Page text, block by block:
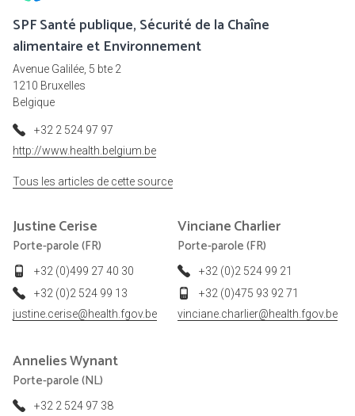
SPF Santé publique, Sécurité de la Chaîne
alimentaire et Environnement
Avenue Galilée, 5 bte 2
1210 Bruxelles
Belgique
+32 2 524 97 97
http://www.health.belgium.be
Tous les articles de cette source
JustineCerise
Porte-parole (FR)
+32 (0)499 27 40 30
+32 (0)2 524 99 13
justine.cerise@health.fgov.be
VincianeCharlier
Porte-parole (FR)
+32 (0)2 524 99 21
+32 (0)475 93 92 71
vinciane.charlier@health.fgov.be
AnneliesWynant
Porte-parole (NL)
+32 2 524 97 38